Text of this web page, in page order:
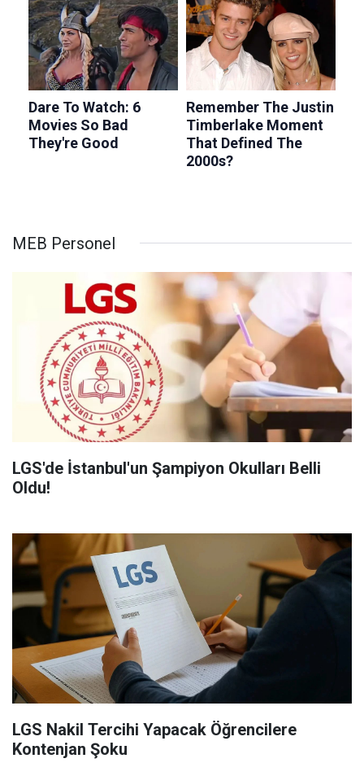
MEB Personel
LGS'de İstanbul'un Şampiyon Okulları Belli
Oldu!
LGS Nakil Tercihi Yapacak Öğrencilere
Kontenjan Şoku